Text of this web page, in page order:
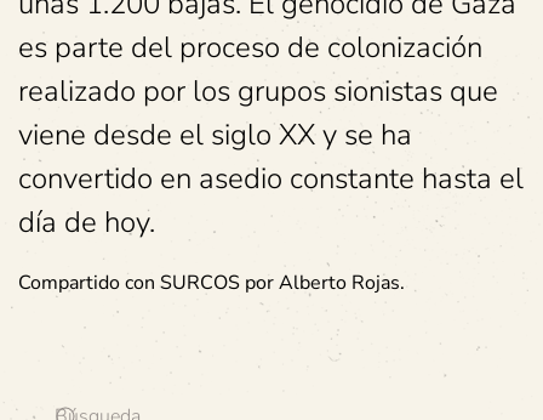
es parte del proceso de colonización
realizado por los grupos sionistas que
viene desde el siglo XX y se ha
convertido en asedio constante hasta el
día de hoy.
Compartido con SURCOS por Alberto Rojas.